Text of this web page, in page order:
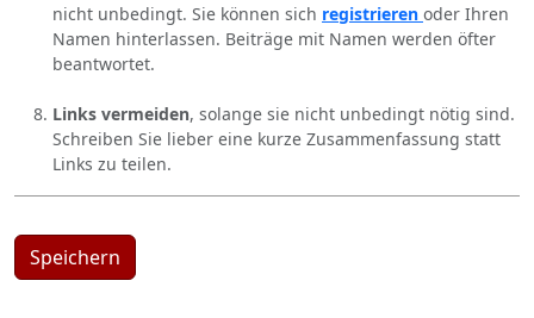
nicht unbedingt. Sie können sich registrieren oder Ihren
Namen hinterlassen. Beiträge mit Namen werden öfter
beantwortet.
Links vermeiden, solange sie nicht unbedingt nötig sind.
Schreiben Sie lieber eine kurze Zusammenfassung statt
Links zu teilen.
Speichern